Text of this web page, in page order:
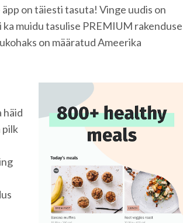
on täiesti tasuta! Vinge uudis on
muidu tasulise PREMIUM rakenduse
on määratud Ameerika
häid
pilk